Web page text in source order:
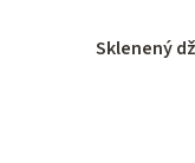
Sklenený